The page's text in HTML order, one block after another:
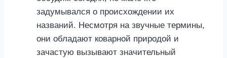
задумывался о происхождении их
названий. Несмотря на звучные термины,
они обладают коварной природой и
зачастую вызывают значительный